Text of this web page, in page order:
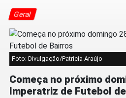
Geral
Foto: Divulgação/Patrícia Araújo
Começa no próximo
Imperatriz de Futebol